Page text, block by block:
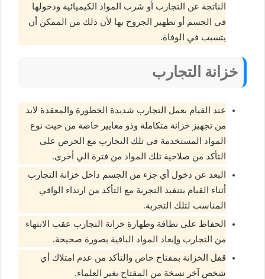
الناتجة عن التجارب أو شرب المواد الكيميائية ودخولها
في الجسم أو تطهير الجروح بها لأن ذلك من الممكن أن
يتسبب في الوفاة.
خزانة التجارب
عند القيام بعمل التجارب شديدة الخطورة والمعقدة لابد
من تجهيز خزانة متكاملة وذو معايير خاصة من حيث نوع
المواد المستخدمة في تلك التجارب مع الحرص على
التأكد من صلاحية تلك المواد من فترة الي أخرى.
البعد عن دخول أي جزء من الجسم داخل خزانة التجارب
أثناء القيام بتنفيذ التجربة مع التأكد من ارتداء الواقي
المناسب لتلك التجربة.
الحفاظ على نظافة وطهارة خزانة التجارب عقب الانتهاء
من التجارب وإبعاد المواد الباقية بصورة صحيحة.
قفل الخزانة بمفتاح خاص والتأكد من عدم امتلاك أي
شخص آخر نسخة من المفتاح بغير العلماء.